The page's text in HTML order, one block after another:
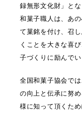
録無形文化財」と
和菓子職人は、あ
て菓銘を付け、召
くことを大きな喜
子づくりに励んで
全国和菓子協会で
の向上と伝承に努
様に知って頂くた